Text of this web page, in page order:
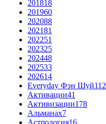
201818
201960
202088
202181
202251
202325
202448
202533
202614
Everyday Фэн Шуй112
Активации41
Активизации178
Альманах7
Астрология16